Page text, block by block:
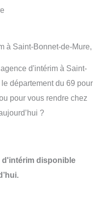
à Saint-Bonnet-de-Mure,
d'intérim à Saint-
département du 69 pour
pour vous rendre chez
?
d'intérim disponible